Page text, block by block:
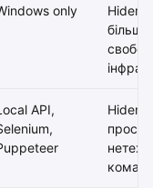
only
більше
API,